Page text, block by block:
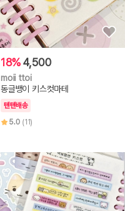
18%4,500
moii ttoi
동글뱅이 키스컷마테
텐텐배송
5.0 (11)